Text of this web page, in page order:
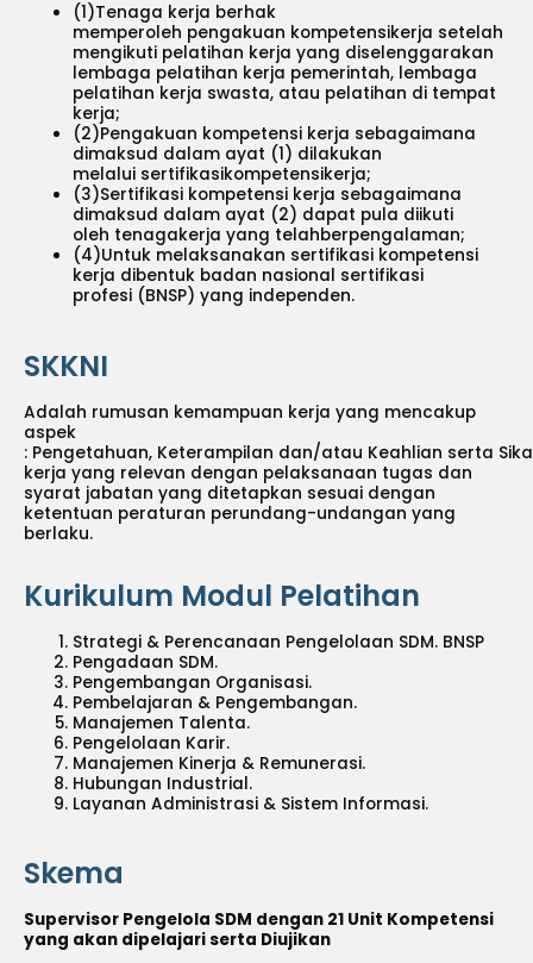
(1)Tenaga kerja berhak
memperoleh pengakuan kompetensikerja setelah
mengikuti pelatihan kerja yang diselenggarakan
lembaga pelatihan kerja pemerintah, lembaga
pelatihan kerja swasta, atau pelatihan di tempat
kerja;
(2)Pengakuan kompetensi kerja sebagaimana
dimaksud dalam ayat (1) dilakukan
melalui sertifikasikompetensikerja;
(3)Sertifikasi kompetensi kerja sebagaimana
dimaksud dalam ayat (2) dapat pula diikuti
oleh tenagakerja yang telahberpengalaman;
(4)Untuk melaksanakan sertifikasi kompetensi
kerja dibentuk badan nasional sertifikasi
profesi (BNSP) yang independen.
SKKNI
Adalah rumusan kemampuan kerja yang mencakup
aspek
: Pengetahuan, Keterampilan dan/atau Keahlian serta
kerja yang relevan dengan pelaksanaan tugas dan
syarat jabatan yang ditetapkan sesuai dengan
ketentuan peraturan perundang-undangan yang
berlaku.
Kurikulum Modul Pelatihan
Strategi & Perencanaan Pengelolaan SDM. BNSP
Pengadaan SDM.
Pengembangan Organisasi.
Pembelajaran & Pengembangan.
Manajemen Talenta.
Pengelolaan Karir.
Manajemen Kinerja & Remunerasi.
Hubungan Industrial.
Layanan Administrasi & Sistem Informasi.
Skema
Supervisor Pengelola SDM dengan 21 Unit Kompetensi
yang akan dipelajari serta Diujikan